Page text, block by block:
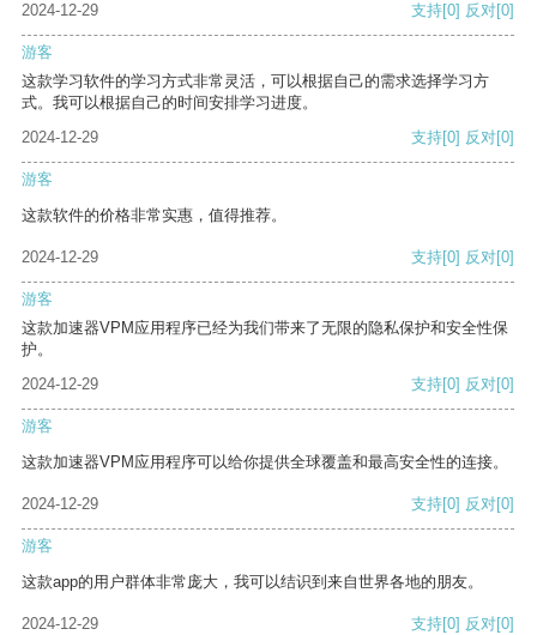
2024-12-29 支持[0] 反对[0]
游客
这款学习软件的学习方式非常灵活，可以根据自己的需求选择学习方
式。我可以根据自己的时间安排学习进度。
2024-12-29
支持[0] 反对[0]
游客
这款软件的价格非常实惠，值得推荐。
2024-12-29 支持[0] 反对[0]
游客
这款加速器VPM应用程序已经为我们带来了无限的隐私保护和安全性保
护。
2024-12-29
支持[0] 反对[0]
游客
这款加速器VPM应用程序可以给你提供全球覆盖和最高安全性的连接。
2024-12-29 支持[0] 反对[0]
游客
这款app的用户群体非常庞大，我可以结识到来自世界各地的朋友。
2024-12-29 支持[0] 反对[0]